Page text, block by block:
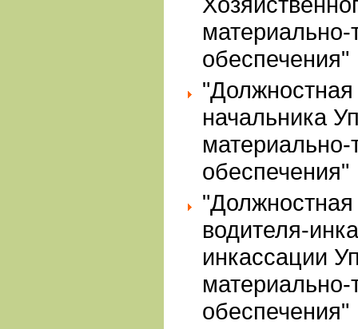
материально-
обеспечения"
"Должностная
начальника
материально-
обеспечения"
"Должностная
водителя-
инкассации
материально-
обеспечения"